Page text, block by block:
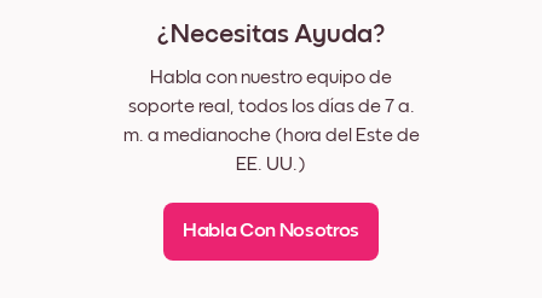
¿Necesitas Ayuda?
Habla con nuestro equipo de
soporte real, todos los días de 7 a.
m. a medianoche (hora del Este de
EE. UU.)
Habla Con Nosotros